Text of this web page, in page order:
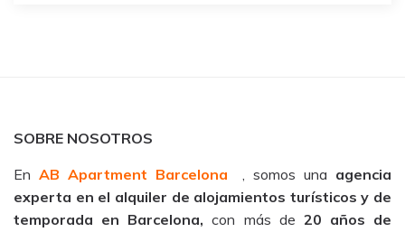
SOBRE NOSOTROS
En AB Apartment Barcelona , somos una agencia
experta en el alquiler de alojamientos turísticos y de
temporada en Barcelona, con más de 20 años de